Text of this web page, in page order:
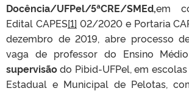
Docência/UFPel/5ªCRE/SMEd,em
Edital CAPES[1] 02/2020 e Portaria
dezembro de 2019, abre processo
vaga de professor do Ensino
supervisãodo Pibid-UFPel, em
Estadual e Municipal de Pelotas,